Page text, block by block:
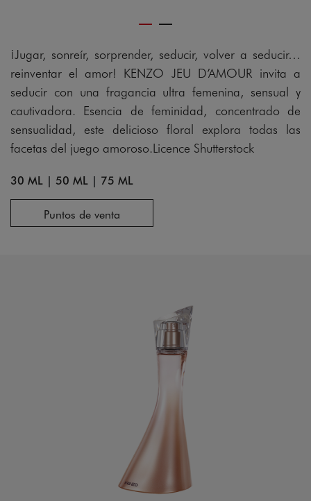
¡Jugar, sonreír, sorprender, seducir, volver a seducir…
reinventar el amor! KENZO JEU D’AMOUR invita a
seducir con una fragancia ultra femenina, sensual y
cautivadora. Esencia de feminidad, concentrado de
sensualidad, este delicioso floral explora todas las
facetas del juego amoroso.Licence Shutterstock
30 ML | 50 ML | 75 ML
Puntos de venta